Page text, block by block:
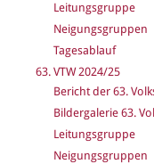
Leitungsgruppe
Neigungsgruppen
Tagesablauf
63. VTW 2024/25
Bericht der 63.
Bildergalerie 63.
Leitungsgruppe
Neigungsgruppen